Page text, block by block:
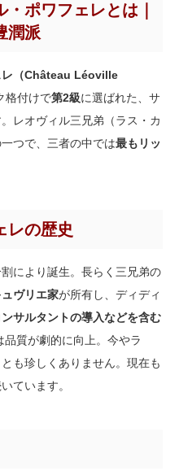
ポワフェレとは｜
潤派
レ（Château Léoville
格付けで第2級に選ばれた、サ
レオヴィル三兄弟（ラス・カ
つで、三者の中では最もリッ
レの歴史
により誕生。長らく三兄弟の
ュヴリエ家が所有し、ディディ
サルタントの導入などを含む
質が劇的に向上。今やラ
も珍しくありません。現在も
ています。